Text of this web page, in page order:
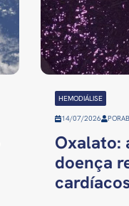
HEMODIÁLISE
14/07/2026 POR
Oxalato:
doença